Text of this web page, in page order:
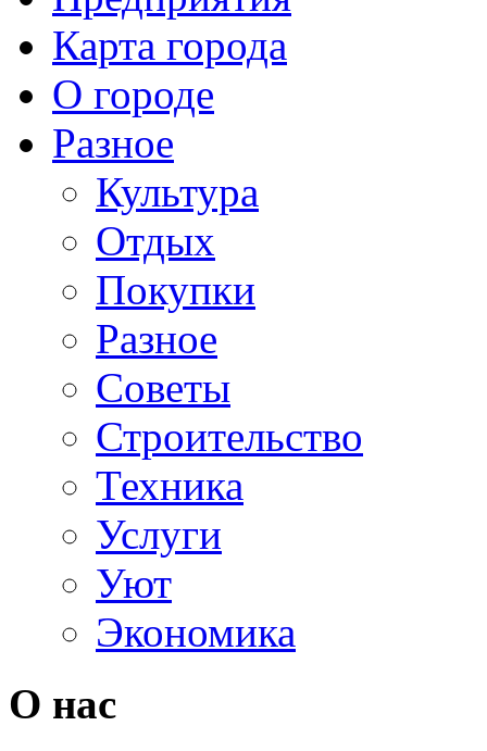
Карта города
О городе
Разное
Культура
Отдых
Покупки
Разное
Советы
Строительство
Техника
Услуги
Уют
Экономика
О нас